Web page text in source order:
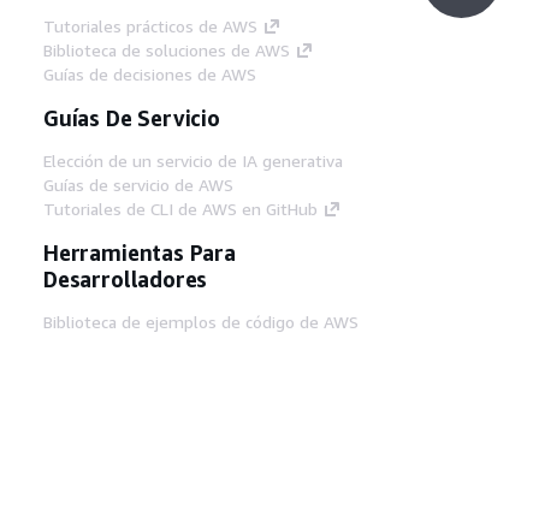
Tutoriales prácticos de AWS
Biblioteca de soluciones de AWS
Guías de decisiones de AWS
Guías De Servicio
Elección de un servicio de IA generativa
Guías de servicio de AWS
Tutoriales de CLI de AWS en GitHub
Herramientas Para
Desarrolladores
Biblioteca de ejemplos de código de AWS